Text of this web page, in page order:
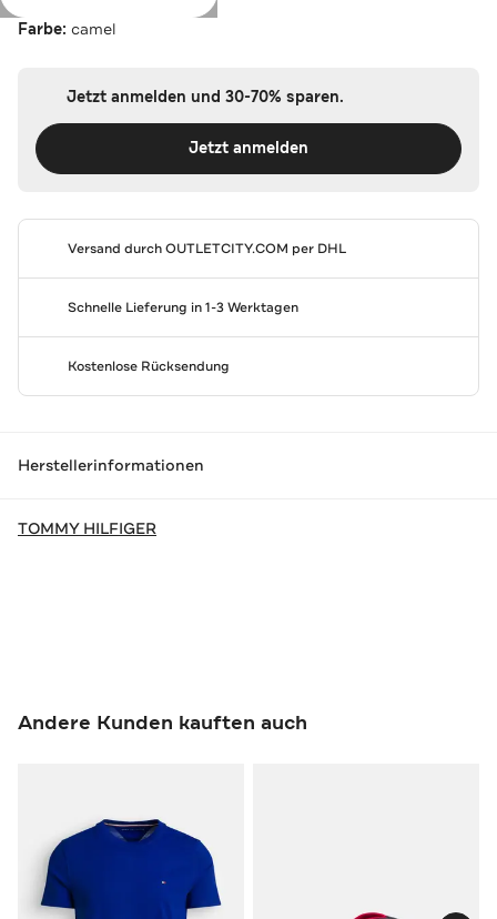
Farbe: camel
Jetzt anmelden und 30-70% sparen.
Jetzt anmelden
Versand durchOUTLETCITY.COM per DHL
Schnelle Lieferung in 1-3 Werktagen
Kostenlose Rücksendung
Herstellerinformationen
TOMMY HILFIGER
Andere Kunden kauften auch